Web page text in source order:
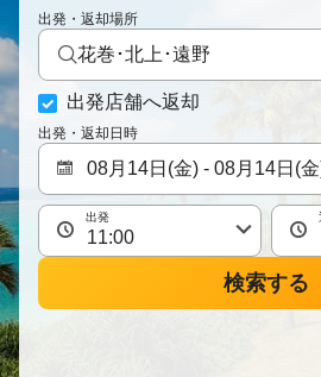
出発・返却場所
花巻･北上･遠野
出発店舗へ返却
出発・返却日時
出発
検索する